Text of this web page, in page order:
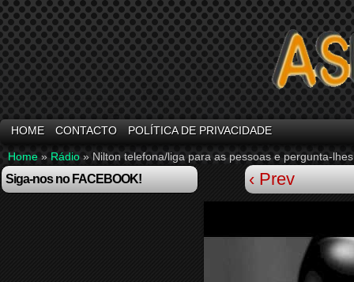
HOME CONTACTO POLÍTICA DE PRIVACIDADE
Home » Rádio » Nilton telefona/liga para as pessoas e pergunta-
Siga-nos no FACEBOOK! ‹ Prev